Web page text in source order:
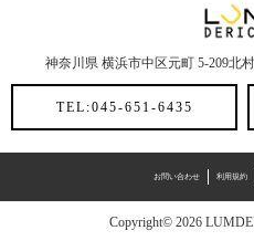
神奈川県 横浜市中区元町 5-209北
TEL:045-651-6435
お問い合わせ 利用規約
Copyright© 2026